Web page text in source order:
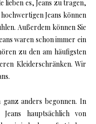
lieben es, Jeans zu tragen,
Jeans können
Außerdem können Sie
waren schon immer ein
zu den am häufigsten
Kleiderschränken. Wir
ganz anders begonnen. In
hauptsächlich von